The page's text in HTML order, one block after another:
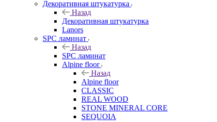
Декоративная штукатурка
Назад
Декоративная штукатурка
Lanors
SPC ламинат
Назад
SPC ламинат
Alpine floor
Назад
Alpine floor
CLASSIC
REAL WOOD
STONE MINERAL CORE
SEQUOIA